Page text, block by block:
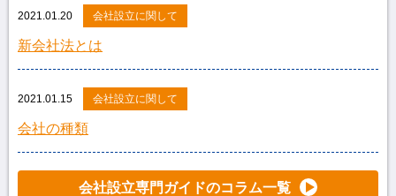
2021.01.20 会社設立に関して
新会社法とは
2021.01.15 会社設立に関して
会社の種類
会社設立専門ガイドのコラム一覧